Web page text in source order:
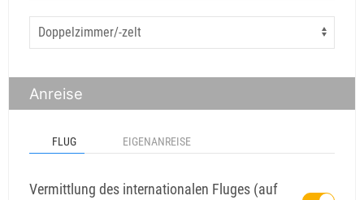
Anreise
FLUG EIGENANREISE
Vermittlung des internationalen Fluges (auf